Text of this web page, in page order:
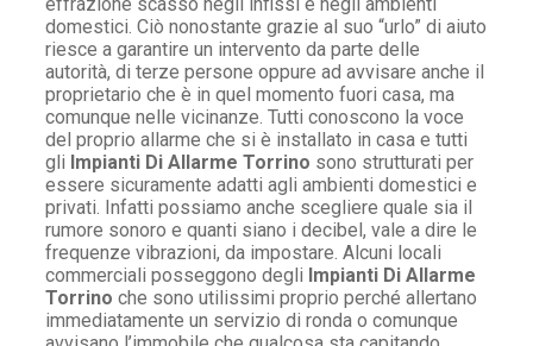
domestici. Ciò nonostante grazie al suo “urlo” di aiuto
riesce a garantire un intervento da parte delle
autorità, di terze persone oppure ad avvisare anche il
proprietario che è in quel momento fuori casa, ma
comunque nelle vicinanze. Tutti conoscono la voce
del proprio allarme che si è installato in casa e tutti
gli Impianti Di Allarme Torrino sono strutturati per
essere sicuramente adatti agli ambienti domestici e
privati. Infatti possiamo anche scegliere quale sia il
rumore sonoro e quanti siano i decibel, vale a dire le
frequenze vibrazioni, da impostare. Alcuni locali
commerciali posseggono degli Impianti Di Allarme
Torrino che sono utilissimi proprio perché allertano
immediatamente un servizio di ronda o comunque